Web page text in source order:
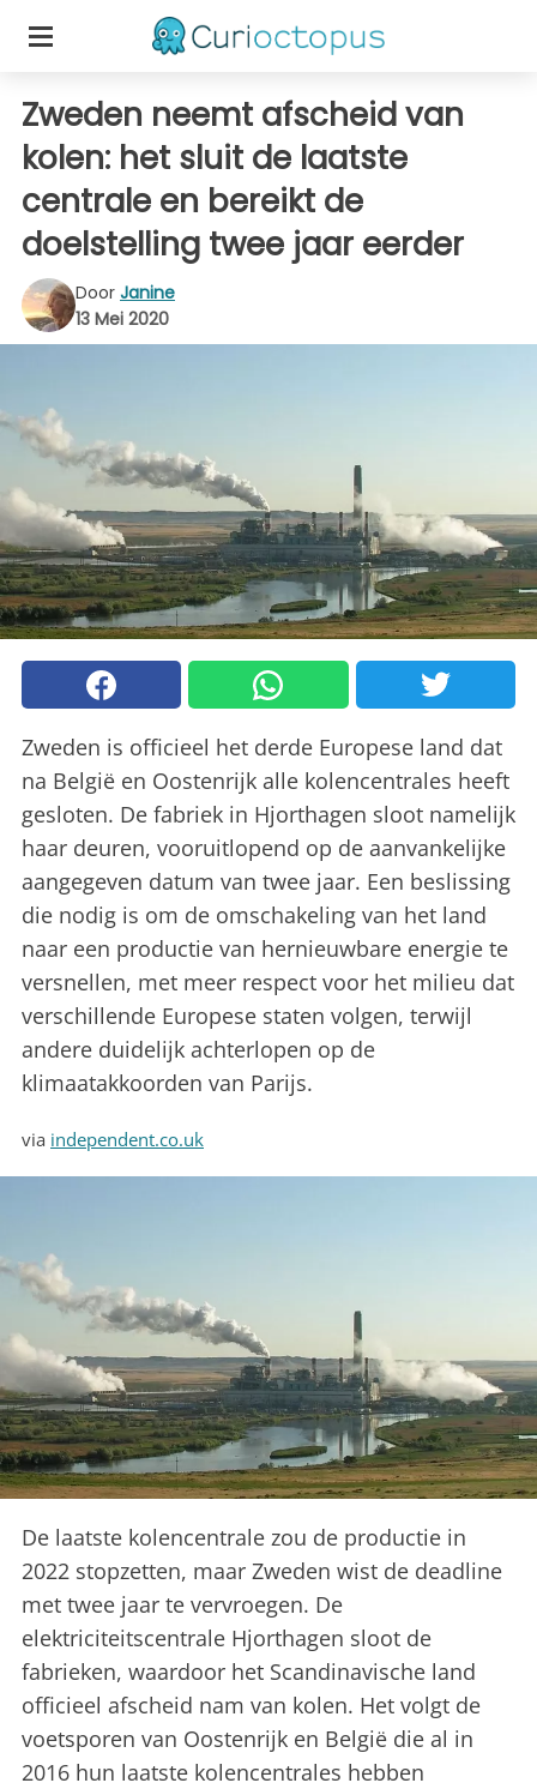
Zweden neemt afscheid van
kolen: het sluit de laatste
centrale en bereikt de
doelstelling twee jaar eerder
Door Janine
13 Mei 2020
Zweden is officieel het derde Europese land dat
na België en Oostenrijk alle kolencentrales heeft
gesloten. De fabriek in Hjorthagen sloot namelijk
haar deuren, vooruitlopend op de aanvankelijke
aangegeven datum van twee jaar. Een beslissing
die nodig is om de omschakeling van het land
naar een productie van hernieuwbare energie te
versnellen, met meer respect voor het milieu dat
verschillende Europese staten volgen, terwijl
andere duidelijk achterlopen op de
klimaatakkoorden van Parijs.
via independent.co.uk
De laatste kolencentrale zou de productie in
2022 stopzetten, maar Zweden wist de deadline
met twee jaar te vervroegen. De
elektriciteitscentrale Hjorthagen sloot de
fabrieken, waardoor het Scandinavische land
officieel afscheid nam van kolen. Het volgt de
voetsporen van Oostenrijk en België die al in
2016 hun laatste kolencentrales hebben